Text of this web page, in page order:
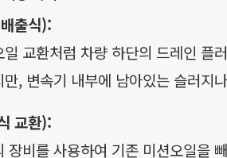
출식):
교환처럼 차량 하단의 드레인 플
, 변속기 내부에 남아있는 슬러지
교환):
장비를 사용하여 기존 미션오일을